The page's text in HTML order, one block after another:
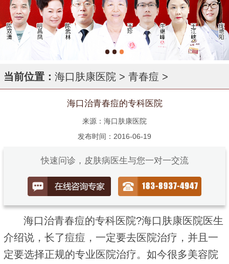
当前位置： 海口肤康医院 > 青春痘 >
海口治青春痘的专科医院
来源：海口肤康医院
发布时间：2016-06-19
快速问诊，皮肤病医生与您一对一交流
海口治青春痘的专科医院?海口肤康医院医生
介绍说，长了痘痘，一定要去医院治疗，并且一
定要选择正规的专业医院治疗。如今很多美容院